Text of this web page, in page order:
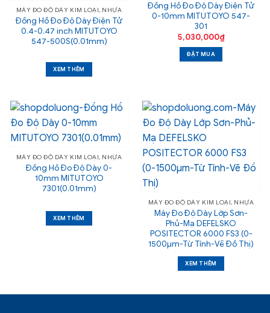
MÁY ĐO ĐỘ DÀY KIM LOẠI, NHỰA
Đồng Hồ Đo Độ Dày Điện Tử
0.4-0.47 inch MITUTOYO
547-500S(0.01mm)
XEM THÊM
Đồng Hồ Đo Độ Dày Điện Tử
0-10mm MITUTOYO 547-
301
5,030,000₫
ĐẶT MUA
MÁY ĐO ĐỘ DÀY KIM LOẠI, NHỰA
Đồng Hồ Đo Độ Dày 0-
10mm MITUTOYO
7301(0.01mm)
XEM THÊM
MÁY ĐO ĐỘ DÀY KIM LOẠI, NHỰA
Máy Đo Độ Dày Lớp Sơn-
Phủ-Mạ DEFELSKO
POSITECTOR 6000 FS3 (0-
1500µm-Từ Tính-Vẽ Đồ Thị)
XEM THÊM